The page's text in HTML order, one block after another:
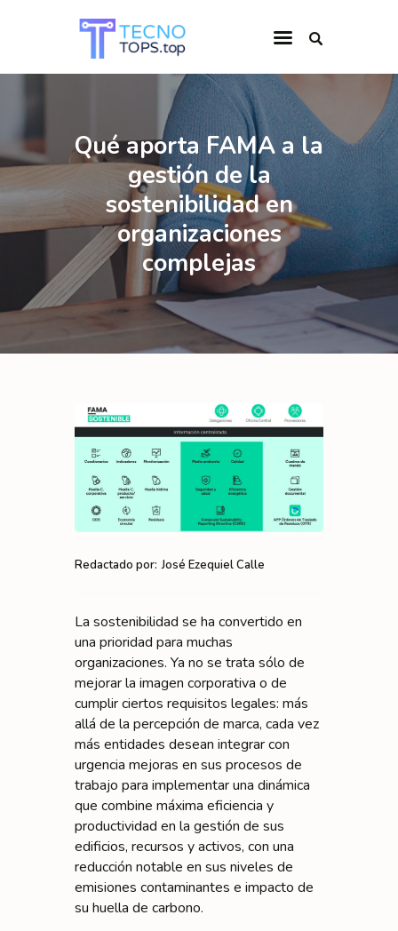
Qué aporta FAMA a la
gestión de la
sostenibilidad en
organizaciones
complejas
CATEGORÍAS
QUIÉNES SOMOS
Redactado por: José Ezequiel Calle
La sostenibilidad se ha convertido en
una prioridad para muchas
organizaciones. Ya no se trata sólo de
mejorar la imagen corporativa o de
cumplir ciertos requisitos legales: más
allá de la percepción de marca, cada vez
más entidades desean integrar con
urgencia mejoras en sus procesos de
trabajo para implementar una dinámica
que combine máxima eficiencia y
productividad en la gestión de sus
edificios, recursos y activos, con una
reducción notable en sus niveles de
emisiones contaminantes e impacto de
su huella de carbono.